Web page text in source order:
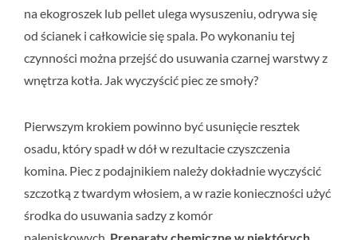
na ekogroszek lub pellet ulega wysuszeniu, odrywa się
od ścianek i całkowicie się spala. Po wykonaniu tej
czynności można przejść do usuwania czarnej warstwy z
wnętrza kotła. Jak wyczyścić piec ze smoły?
Pierwszym krokiem powinno być usunięcie resztek
osadu, który spadł w dół w rezultacie czyszczenia
komina. Piec z podajnikiem należy dokładnie wyczyścić
szczotką z twardym włosiem, a w razie konieczności użyć
środka do usuwania sadzy z komór